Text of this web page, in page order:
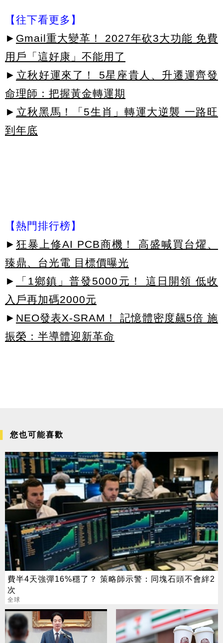
【往下看更多】
► Gmail重大變革！ 2027年砍3大功能 免費
用戶「這好康」不能用了
► 立秋好運來了！ 5星座貴人、升遷運齊發
命理師：把握黃金轉運期
► 立秋黑馬！「5生肖」轉運大逆襲 一路旺
到年底
【熱門排行榜】
► 狂暴上修AI PCB商機！ 高盛喊買台燿、
臻鼎、台光電 目標價曝光
►
「1鄉鎮」普發5000元！ 這日開領 低收
入戶再加碼2000元
► NEO發表X-SRAM！ 記憶體密度飆5倍 施
振榮：半導體迎新革命
您也可能喜歡
費半4天強彈16%穩了？ 策略師示警：同塊石頭不會絆2
次
全球